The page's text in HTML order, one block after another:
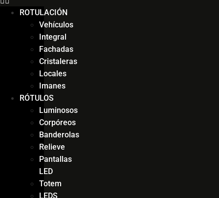
ROTULACIÓN
Vehículos
Integral
Fachadas
Cristaleras
Locales
Imanes
RÓTULOS
Luminosos
Corpóreos
Banderolas
Relieve
Pantallas
LED
Totem
LEDS